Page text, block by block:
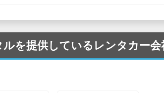
を提供しているレンタカー